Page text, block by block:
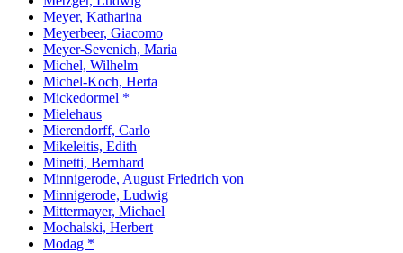
Meyer, Katharina
Meyerbeer, Giacomo
Meyer-Sevenich, Maria
Michel, Wilhelm
Michel-Koch, Herta
Mickedormel *
Mielehaus
Mierendorff, Carlo
Mikeleitis, Edith
Minetti, Bernhard
Minnigerode, August Friedrich von
Minnigerode, Ludwig
Mittermayer, Michael
Mochalski, Herbert
Modag *